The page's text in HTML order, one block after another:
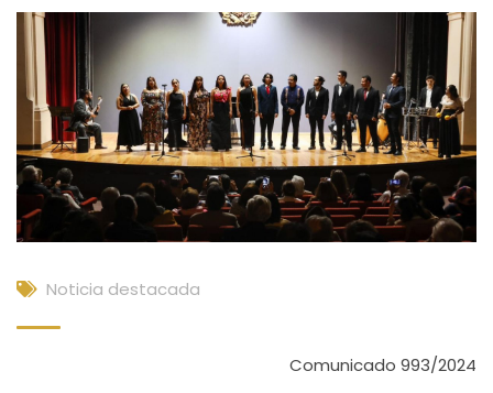
Noticia destacada
Comunicado 993/2024